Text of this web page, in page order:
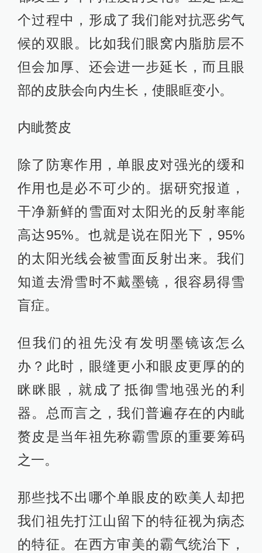
个过程中，形成了我们能对抗恶劣气
候的双眼。比如我们眼窝内脂肪层不
但会加厚、还会进一步延长，而且眼
部的皮肤会向内生长，使眼眶变小。
内眦赘皮
除了防寒作用，单眼皮对强光的缓和
作用也是必不可少的。据研究报道，
干净新鲜的雪面对太阳光的反射率能
高达95%。也就是说在阳光下，95%
的太阳光线会被雪面反射出来。我们
知道去滑雪时不戴墨镜，很容易得雪
盲症。
但我们的祖先没有发明墨镜该怎么
办？此时，眼缝更小和眼皮更厚的的
眯眯眼，就成了抵御雪地强光的利
器。总而言之，我们普遍存在的内眦
赘皮是当年祖先称霸雪原的重要筹码
之一。
那些找不出哪个单眼皮的欧美人却把
我们祖先打江山留下的特征视为病态
的特征。在西方审美的霸气统治下，